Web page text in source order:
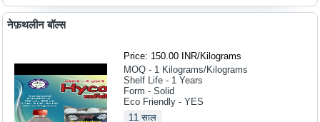
नेफ़थलीन बॉल्स
Price: 150.00 INR/Kilograms
MOQ - 1 Kilograms/Kilograms
Shelf Life - 1 Years
Form - Solid
Eco Friendly - YES
11 साल